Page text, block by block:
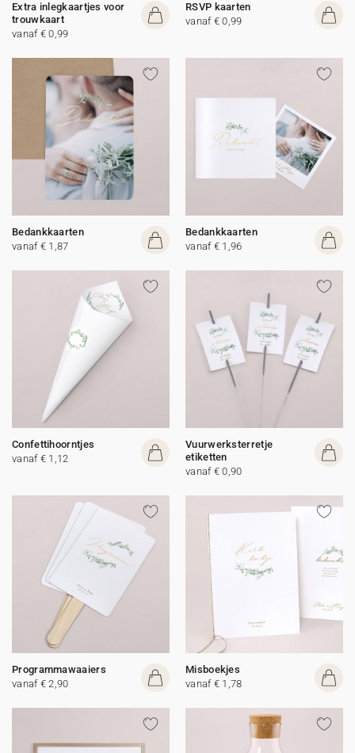
Extra inlegkaartjes voor
trouwkaart
vanaf € 0,99
RSVP kaarten
vanaf € 0,99
Bedankkaarten
vanaf € 1,87
Bedankkaarten
vanaf € 1,96
Confettihoorntjes
vanaf € 1,12
Vuurwerksterretje
etiketten
vanaf € 0,90
Programmawaaiers
vanaf € 2,90
Misboekjes
vanaf € 1,78